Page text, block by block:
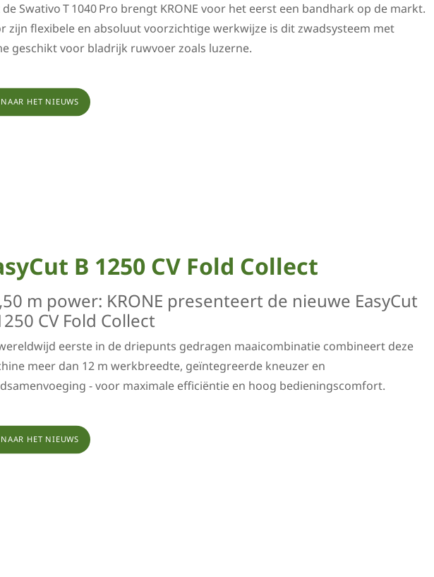
Swativo T 1040 Pro brengt KRONE voor het eerst een bandhark op de markt.
zijn flexibele en absoluut voorzichtige werkwijze is dit zwadsysteem met
geschikt voor bladrijk ruwvoer zoals luzerne.
NAAR HET NIEUWS
B 1250 CV Fold Collect
m power: KRONE presenteert de nieuwe EasyCut
CV Fold Collect
eerste in de driepunts gedragen maaicombinatie combineert deze
meer dan 12 m werkbreedte, geïntegreerde kneuzer en
- voor maximale efficiëntie en hoog bedieningscomfort.
NAAR HET NIEUWS